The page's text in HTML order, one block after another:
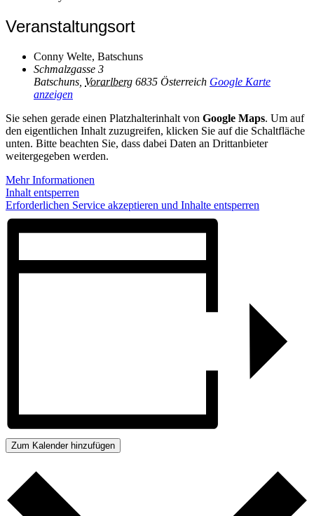
Veranstaltungsort
Conny Welte, Batschuns
Schmalzgasse 3
Batschuns Vorarlberg 6835 Österreich Google Karte
anzeigen
Sie sehen gerade einen Platzhalterinhalt von Google Maps. Um auf
den eigentlichen Inhalt zuzugreifen, klicken Sie auf die Schaltfläche
unten. Bitte beachten Sie, dass dabei Daten an Drittanbieter
weitergegeben werden.
Mehr Informationen
Inhalt entsperren
Erforderlichen Service akzeptieren und Inhalte entsperren
Zum Kalender hinzufügen